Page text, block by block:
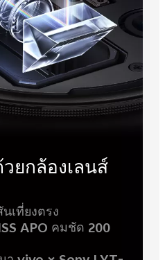
ยกล้องเลนส์
เที่ยงตรง
APO คมชัด 200